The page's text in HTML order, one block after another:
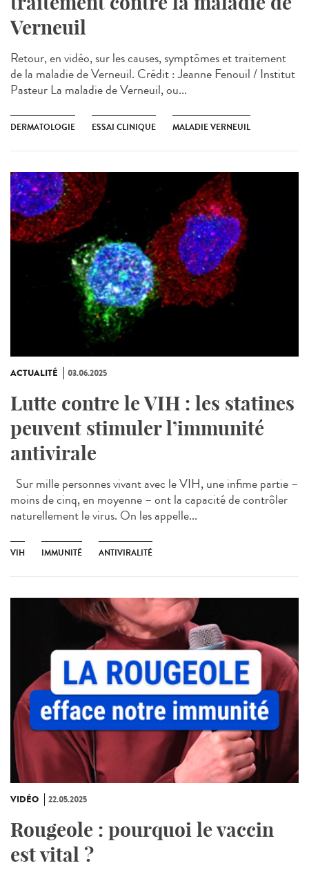
Verneuil
Retour, en vidéo, sur les causes, symptômes et traitement
de la maladie de Verneuil. Crédit : Jeanne Fenouil / Institut
Pasteur La maladie de Verneuil, ou...
DERMATOLOGIE ESSAI CLINIQUE MALADIE VERNEUIL
ACTUALITÉ 03.06.2025
Lutte contre le VIH : les statines
peuvent stimuler l’immunité
antivirale
Sur mille personnes vivant avec le VIH, une infime partie –
moins de cinq, en moyenne – ont la capacité de contrôler
naturellement le virus. On les appelle...
VIH IMMUNITÉ ANTIVIRALITÉ
VIDÉO 22.05.2025
Rougeole : pourquoi le vaccin
est vital ?